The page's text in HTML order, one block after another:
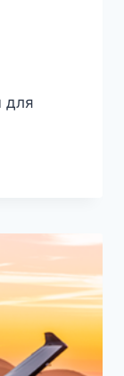
для